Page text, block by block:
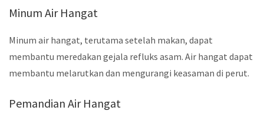
Minum Air Hangat
Minum air hangat, terutama setelah makan, dapat
membantu meredakan gejala refluks asam. Air hangat dapat
membantu melarutkan dan mengurangi keasaman di perut.
Pemandian Air Hangat